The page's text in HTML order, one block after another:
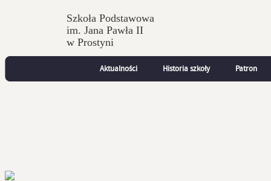
Szkoła Podstawowa
im. Jana Pawła II
w Prostyni
Aktualności Historia szkoły Patron